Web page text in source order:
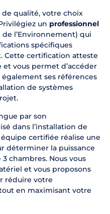
qualité, votre choix
un professionnel
l’Environnement) qui
spécifiques
Cette certification atteste
vous permet d’accéder
également ses références
de systèmes
par son
dans l’installation de
certifiée réalise une
déterminer la puissance
chambres. Nous vous
et vous proposons
réduire votre
en maximisant votre